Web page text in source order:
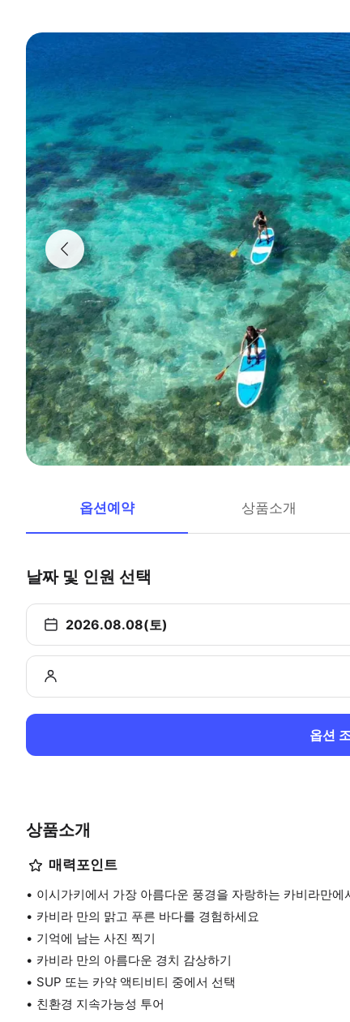
옵션예약 상품소개
날짜 및 인원 선택
2026.08.08(토)
옵션
상품소개
매력포인트
이시가키에서 가장 아름다운 풍경을 자랑하는 카비라만
카비라 만의 맑고 푸른 바다를 경험하세요
기억에 남는 사진 찍기
카비라 만의 아름다운 경치 감상하기
SUP 또는 카약 액티비티 중에서 선택
친환경 지속가능성 투어